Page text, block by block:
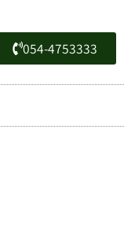
054-4753333